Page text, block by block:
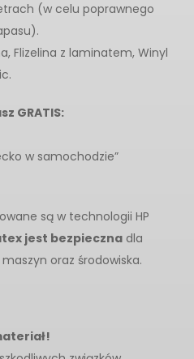
(w celu poprawnego
Flizelina z laminatem, Winyl
GRATIS:
w samochodzie”
są w technologii HP
jest bezpieczna dla
oraz środowiska.